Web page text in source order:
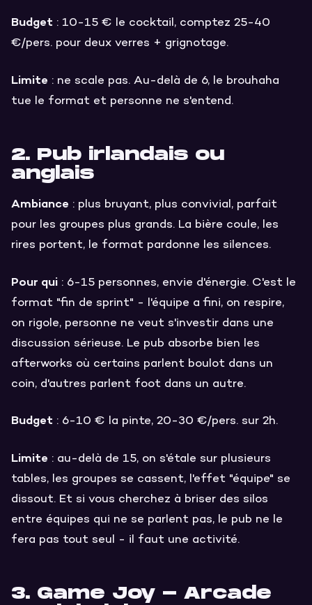
Budget : 10-15 € le cocktail, comptez 25-40
€/pers. pour deux verres + grignotage.
Limite : ne scale pas. Au-delà de 6, le brouhaha
tue le format et personne ne s'entend.
2. Pub irlandais ou
anglais
Ambiance : plus bruyant, plus convivial, parfait
pour les groupes plus grands. La bière coule, les
rires portent, le format pardonne les silences.
Pour qui : 6-15 personnes, envie d'énergie. C'est le
format "fin de sprint" - l'équipe a fini, on respire,
on rigole, personne ne veut s'investir dans une
discussion sérieuse. Le pub absorbe bien les
afterworks où certains parlent boulot dans un
coin, d'autres parlent foot dans un autre.
Budget : 6-10 € la pinte, 20-30 €/pers. sur 2h.
Limite : au-delà de 15, on s'étale sur plusieurs
tables, les groupes se cassent, l'effet "équipe" se
dissout. Et si vous cherchez à briser des silos
entre équipes qui ne se parlent pas, le pub ne le
fera pas tout seul - il faut une activité.
3. Game Joy - Arcade